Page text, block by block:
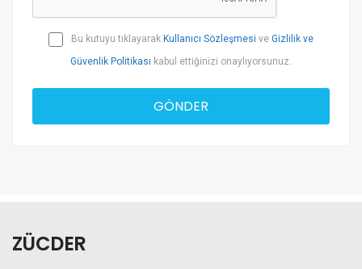
Bu kutuyu tıklayarak Kullanıcı Sözleşmesi ve Gizlilik ve
Güvenlik Politikası kabul ettiğinizi onaylıyorsunuz.
ZÜCDER